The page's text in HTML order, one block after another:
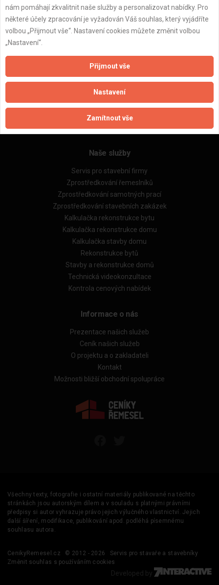
Naše firmy a řemeslníci
Zpracování a ochrana osobních údajů
Zásady pro používání souborů cookie
Obchodní podmínky (zprostředkování)
Obchodní podmínky (rozpočtování)
Reference
Naše excelové tabulky online
Naše služby
Servis pro stavební firmy
Zprostředkování řemeslníků
Zprostředkování samotných prací
Zprostředkování stavebních zakázek
Kalkulačka rekonstrukce bytu
Kalkulačka rekonstrukce domu
Kalkulačka stavby domu
Rekonstrukce bytů
Stavby a rekonstrukce domů
Technická videokonzultace
Kontrola cenových nabídek
Informace o nás
Prezentace našich služeb
Ceník našich služeb
O projektu a o zakladateli
Kontakt
Možnosti bližší obchodní spolupráce
Všechny texty, fotografie i ostatní materiály publikované na těchto
stránkách jsou autorským dílem a v souladu s platnými právními
předpisy si autor vyhrazuje právo jejich výlučného vlastnictví. Jejich
další šíření, modifikace, publikování apod. podléhá písemnému
souhlasu autora.
CenikyRemesel.cz © 2012 - 2026
Servis pro stavaře a stavebníky
Změnit souhlas s používáním cookies
Developed by
nám pomáhají zkvalitnit naše služby a personalizovat nabídky. Pro
některé účely zpracování je vyžadován Váš souhlas, který vyjádříte
volbou „Přijmout vše“. Nastavení cookies můžete změnit volbou
„Nastavení“.
Přijmout vše
Nastavení
Zamítnout vše